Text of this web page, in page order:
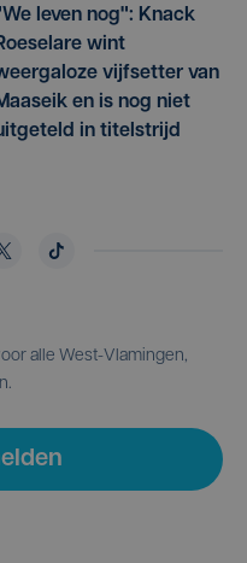
leven nog": Knack
wint
vijfsetter van
en is nog niet
in titelstrijd
alle West-Vlamingen,